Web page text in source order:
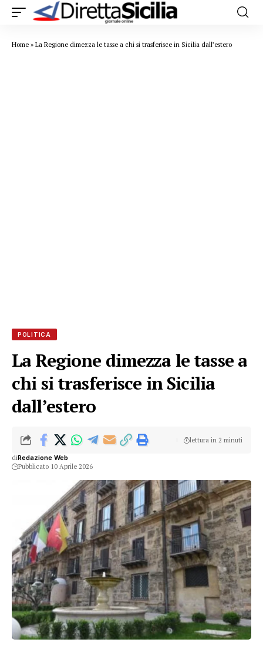
Home » La Regione dimezza le tasse a chi si trasferisce in Sicilia dall’estero
POLITICA
La Regione dimezza le tasse a
chi si trasferisce in Sicilia
dall’estero
diRedazione Web
Pubblicato 10 Aprile 2026
lettura in 2 minuti